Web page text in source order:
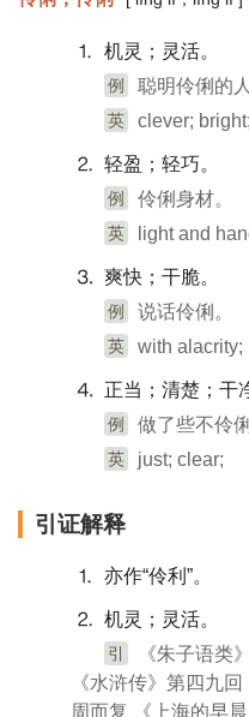
⒈ 机灵；灵活。
例 聪明伶俐的人
英 clever;
⒉ 轻盈；轻巧。
例 伶俐身材。
英 light and
⒊ 爽快；干脆。
例 说话伶俐。
英 with alacrity;
⒋ 正当；清楚；干
例 做了些不伶
英 just; clear;
引证解释
⒈ 亦作“伶利”。
⒉ 机灵；灵活。
引
《朱子语类
《水浒传》第四九
周而复 《上海的早